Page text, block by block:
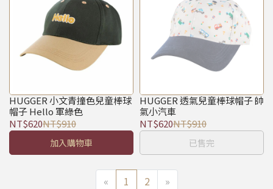
HUGGER 小文青撞色兒童棒球
帽子 Hello 軍綠色
NT$620NT$910
加入購物車
HUGGER 透氣兒童棒球帽子 帥
氣小汽車
NT$620NT$910
已售完
« 1 2 »